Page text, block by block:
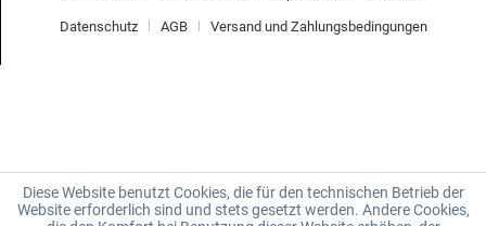
Datenschutz AGB Versand und Zahlungsbedingungen
Diese Website benutzt Cookies, die für den technischen Betrieb der
Website erforderlich sind und stets gesetzt werden. Andere Cookies,